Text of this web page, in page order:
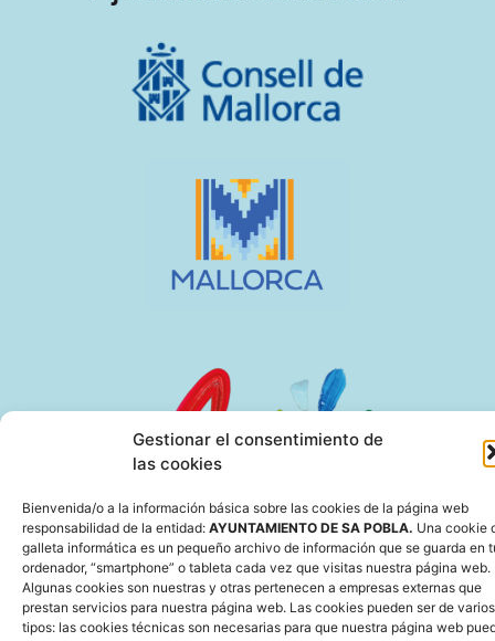
Gestionar el consentimiento de
las cookies
Bienvenida/o a la información básica sobre las cookies de la página web
responsabilidad de la entidad: AYUNTAMIENTO DE SA POBLA. Una cookie
galleta informática es un pequeño archivo de información que se guarda en
ordenador, “smartphone” o tableta cada vez que visitas nuestra página web.
Algunas cookies son nuestras y otras pertenecen a empresas externas que
prestan servicios para nuestra página web. Las cookies pueden ser de varios
tipos: las cookies técnicas son necesarias para que nuestra página web